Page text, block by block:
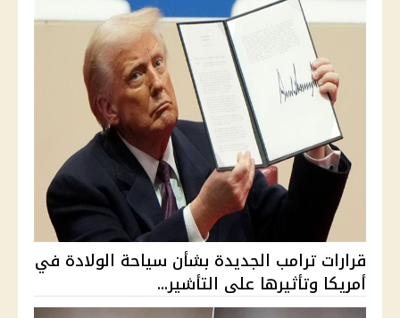
قرارات ترامب الجديدة بشأن سياحة الولادة في
أمريكا وتأثيرها على التأشير...